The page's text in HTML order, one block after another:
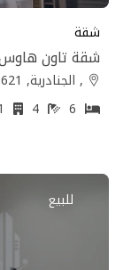
شقة
شقة تاون هاوس
, الجنادرية, 13621, الرياض
4
للبيع